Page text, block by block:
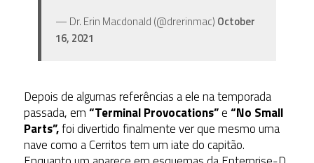
— Dr. Erin Macdonald (@drerinmac) October
16, 2021
Depois de algumas referências a ele na temporada
passada, em“Terminal Provocations”e“No Small
Parts”,foi divertido finalmente ver que mesmo uma
nave como a Cerritos tem um iate do capitão.